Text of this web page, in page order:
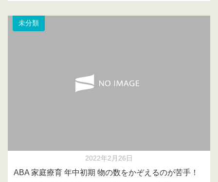
未分類
2022年2月26日
ABA 家庭療育 年中初期 物の数をかぞえるのが苦手！